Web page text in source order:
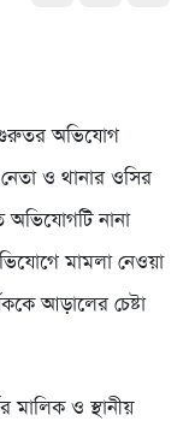
গুরুতর অভিযোগ
ও থানার ওসির
অভিযোগটি নানা
মামলা নেওয়া
আড়ালের চেষ্টা
মালিক ও স্থানীয়